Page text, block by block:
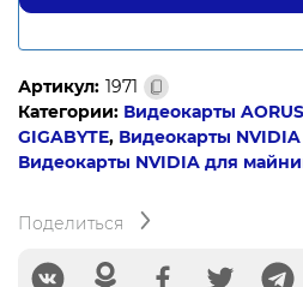
Артикул: 1971
Категории: Видеокарты AORUS
GIGABYTE, Видеокарты NVIDIA
Видеокарты NVIDIA для
Поделиться